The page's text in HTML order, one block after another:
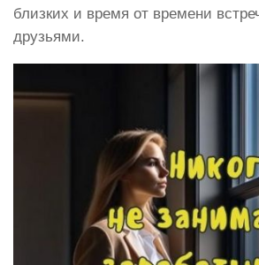
близких и время от времени
друзьями.